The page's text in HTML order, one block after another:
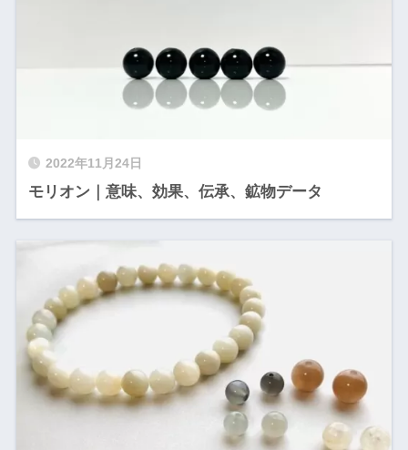
2022年11月24日
モリオン｜意味、効果、伝承、鉱物データ